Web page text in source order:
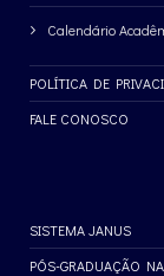
Calendário
POLÍTICA DE
FALE CONOSCO
SISTEMA JANUS
PÓS-GRADUAÇÃO